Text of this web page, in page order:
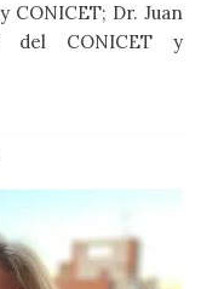
CONICET; Dr. Juan
del CONICET y